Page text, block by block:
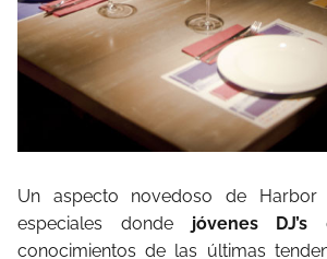
Un aspecto novedoso de Harbor
especiales donde jóvenes DJ’s
conocimientos de las últimas